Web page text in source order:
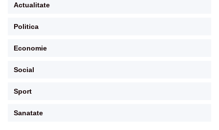
Actualitate
Politica
Economie
Social
Sport
Sanatate